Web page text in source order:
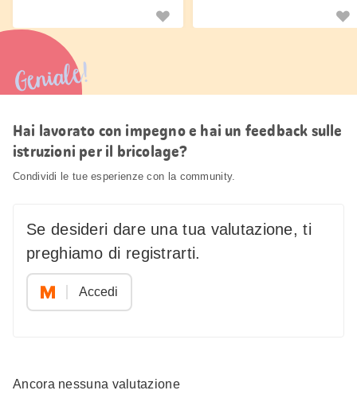
Geniale!
Hai lavorato con impegno e hai un feedback sulle
istruzioni per il bricolage?
Condividi le tue esperienze con la community.
Se desideri dare una tua valutazione, ti
preghiamo di registrarti.
Accedi
Ancora nessuna valutazione